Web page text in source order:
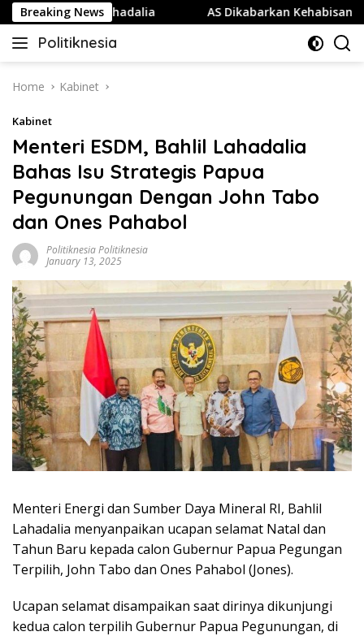
Skip
to
content
Breaking News
Bahlil Lahadalia AS Dikabarkan Kehabisan 80
Politiknesia
Politiknesia.com
Home Kabinet
Kabinet
Menteri ESDM, Bahlil Lahadalia
Bahas Isu Strategis Papua
Pegunungan Dengan John Tabo
dan Ones Pahabol
Politiknesia Politiknesia
January 13, 2025
Menteri Energi dan Sumber Daya Mineral RI, Bahlil
Lahadalia menyanpaikan ucapan selamat Natal dan
Tahun Baru kepada calon Gubernur Papua Pegungan
Terpilih, John Tabo dan Ones Pahabol (Jones).
Ucapan selamat disampaikan saat dirinya dikunjungi
kedua calon terpilih Gubernur Papua Pegunungan, di